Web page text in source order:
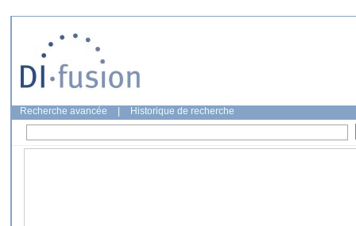
Recherche avancée Historique de recherche